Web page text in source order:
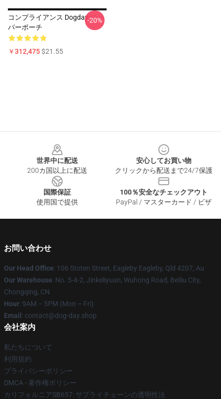
コンプライアンス Dogday ジッ
パーポーチ
￥312,475$21.55
-20%
世界中に配送
200カ国以上に配送
安心してお買い物
クリックから配送まで24/7保護
国際保証
使用国で提供
100％安全なチェックアウト
PayPal / マスターカード / ビザ
お問い合わせ
Our Head Office: 106 Stoten Street, Eagleby Eagleby, Qld 4207, Au
Our Warehouse: No. 5-4-2, Jinkeliyuan, Wuhong Road, Beiliu City,
Chongqing, CN
Hour: 9AM – 5PM (Mon – Fri)
Email : contact@dog-day.shop
会社案内
私たちについて
利用規約
プライバシーポリシー
DMCA - 著作権ポリシー
カリフォルニアSB657: サプライチェーンの透明性法